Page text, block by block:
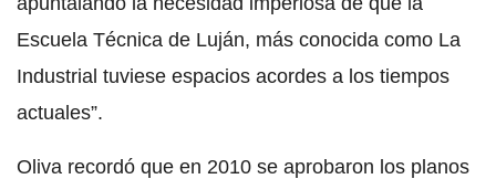
Escuela Técnica de Luján, más conocida como La
Industrial tuviese espacios acordes a los tiempos
actuales”.
Oliva recordó que en 2010 se aprobaron los planos